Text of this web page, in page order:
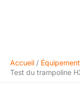
Accueil
Test du trampoline